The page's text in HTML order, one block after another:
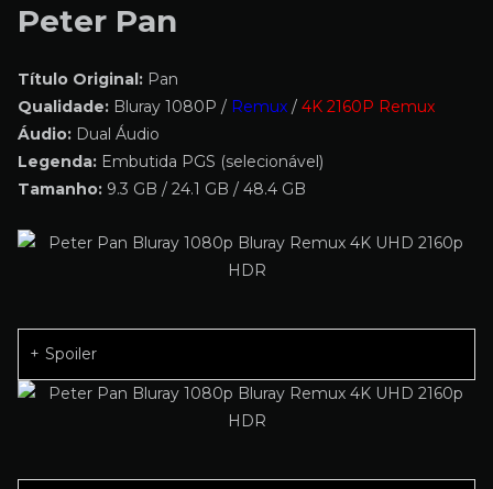
Peter Pan
Título Original: Pan
Qualidade: Bluray 1080P / Remux / 4K 2160P Remux
Áudio: Dual Áudio
Legenda: Embutida PGS (selecionável)
Tamanho: 9.3 GB / 24.1 GB / 48.4 GB
Spoiler